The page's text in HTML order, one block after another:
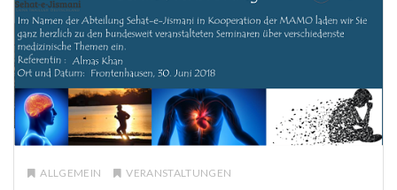
ALLGEMEIN VERANSTALTUNGEN